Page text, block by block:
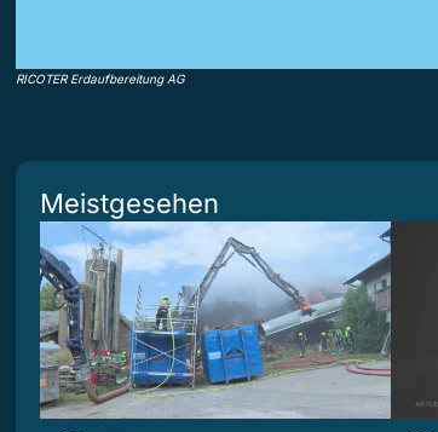
RICOTER Erdaufbereitung AG
Meistgesehen